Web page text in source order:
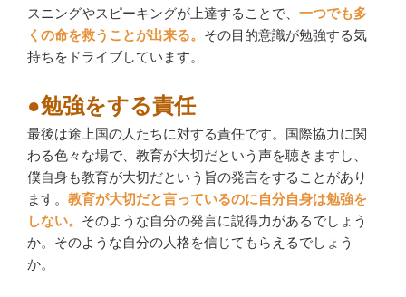
スニングやスピーキングが上達することで、 一つでも多
くの命を救うことが出来る。 その目的意識が勉強する気
持ちをドライブしています。
●勉強をする責任
最後は途上国の人たちに対する責任です。国際協力に関
わる色々な場で、教育が大切だという声を聴きますし、
僕自身も教育が大切だという旨の発言をすることがあり
ます。 教育が大切だと言っているのに自分自身は勉強を
しない。 そのような自分の発言に説得力があるでしょう
か。そのような自分の人格を信じてもらえるでしょう
か。